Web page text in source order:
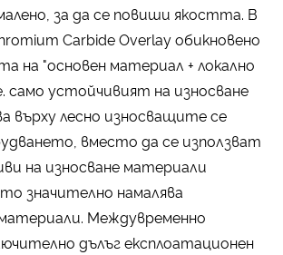
за да се повиши якостта. В
Carbide Overlay обикновено
на "основен материал + локално
само устойчивият на износване
върху лесно износващите се
вместо да се използват
на износване материали
значително намалява
Междувременно
дълъг експлоатационен